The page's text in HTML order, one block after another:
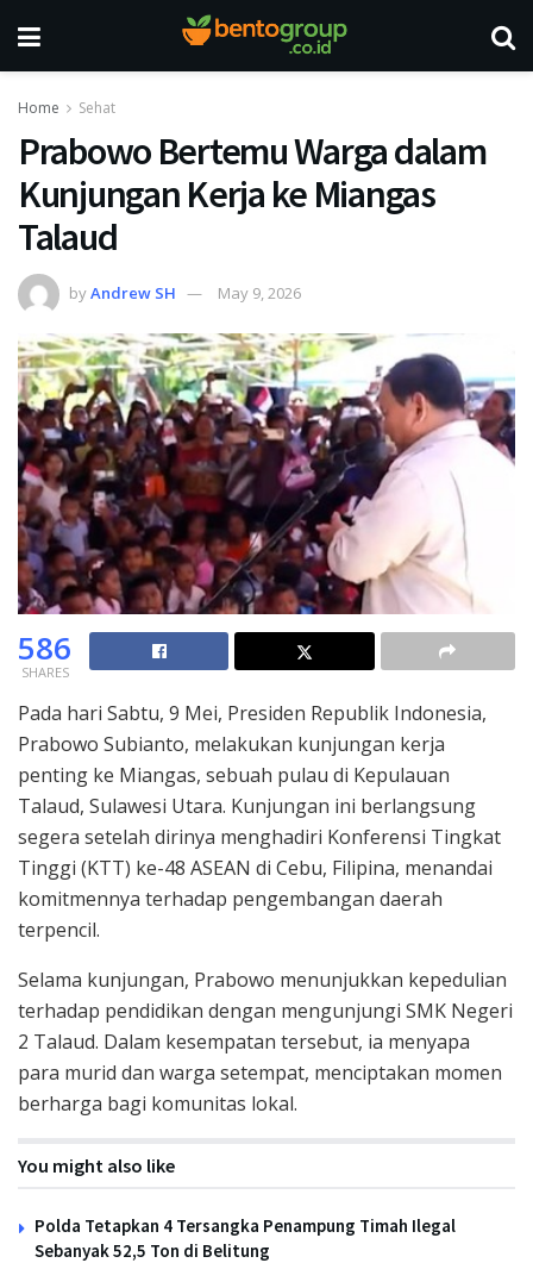
Home Sehat
Prabowo Bertemu Warga dalam
Kunjungan Kerja ke Miangas
Talaud
byAndrew SH May 9, 2026
586
SHARES
Pada hari Sabtu, 9 Mei, Presiden Republik Indonesia,
Prabowo Subianto, melakukan kunjungan kerja
penting ke Miangas, sebuah pulau di Kepulauan
Talaud, Sulawesi Utara. Kunjungan ini berlangsung
segera setelah dirinya menghadiri Konferensi Tingkat
Tinggi (KTT) ke-48 ASEAN di Cebu, Filipina, menandai
komitmennya terhadap pengembangan daerah
terpencil.
Selama kunjungan, Prabowo menunjukkan kepedulian
terhadap pendidikan dengan mengunjungi SMK Negeri
2 Talaud. Dalam kesempatan tersebut, ia menyapa
para murid dan warga setempat, menciptakan momen
berharga bagi komunitas lokal.
You might also like
Polda Tetapkan 4 Tersangka Penampung Timah Ilegal
Sebanyak 52,5 Ton di Belitung